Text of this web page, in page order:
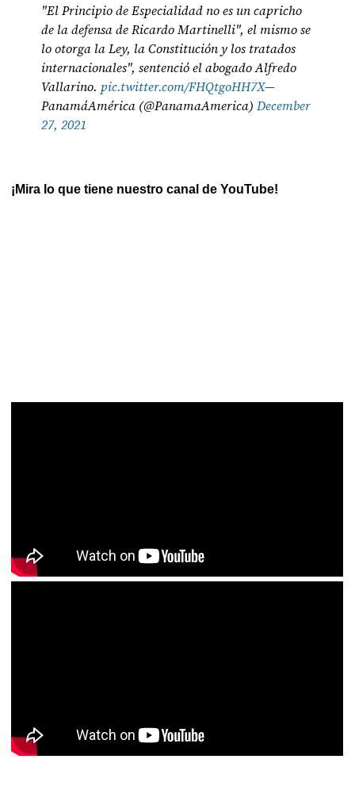
"El Principio de Especialidad no es un capricho
de la defensa de Ricardo Martinelli", el mismo se
lo otorga la Ley, la Constitución y los tratados
internacionales", sentenció el abogado Alfredo
Vallarino. pic.twitter.com/FHQtgoHH7X—
PanamáAmérica (@PanamaAmerica)December
27, 2021
¡Mira lo que tiene nuestro canal de YouTube!